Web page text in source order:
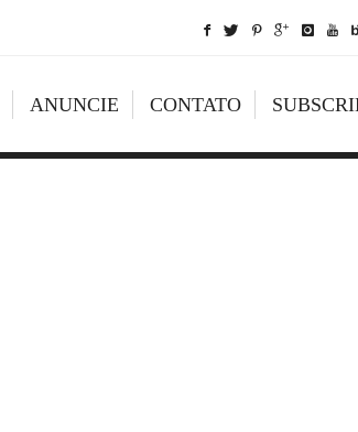
ANUNCIE CONTATO